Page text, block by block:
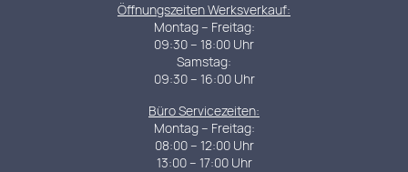
Öffnungszeiten Werksverkauf:
Montag – Freitag:
09:30 – 18:00 Uhr
Samstag:
09:30 – 16:00 Uhr
Büro Servicezeiten:
Montag – Freitag:
08:00 – 12:00 Uhr
13:00 – 17:00 Uhr